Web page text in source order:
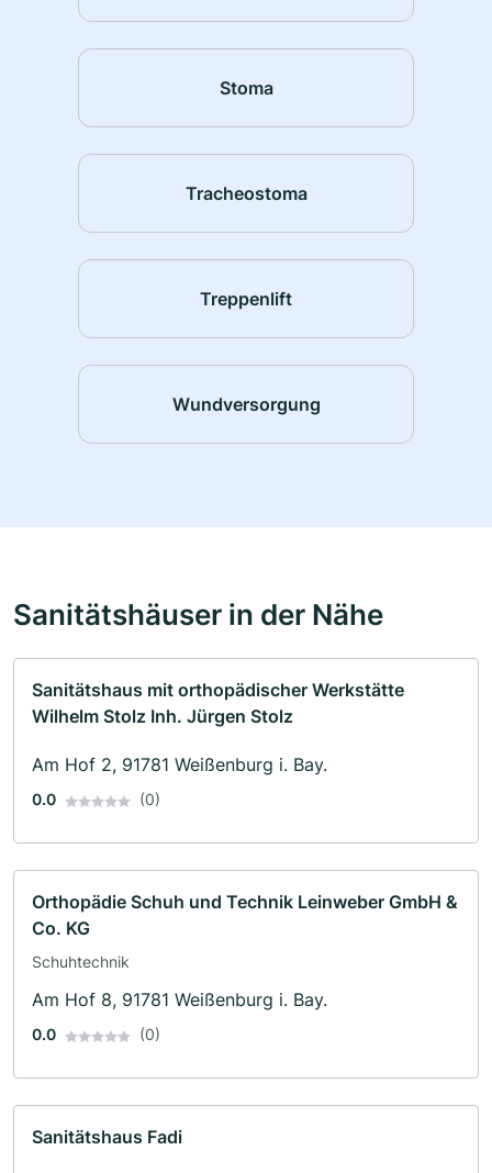
Stoma
Tracheostoma
Treppenlift
Wundversorgung
Sanitätshäuser in der Nähe
Sanitätshaus mit orthopädischer Werkstätte
Wilhelm Stolz Inh. Jürgen Stolz
Am Hof 2, 91781 Weißenburg i. Bay.
0.0 (0)
Orthopädie Schuh und Technik Leinweber GmbH &
Co. KG
Schuhtechnik
Am Hof 8, 91781 Weißenburg i. Bay.
0.0 (0)
Sanitätshaus Fadi